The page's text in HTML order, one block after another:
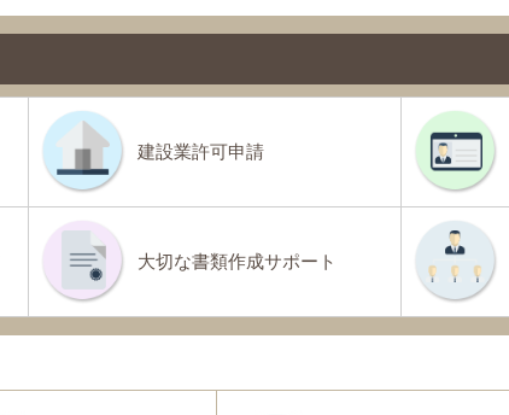
建設業許可申請
大切な書類作成サポート